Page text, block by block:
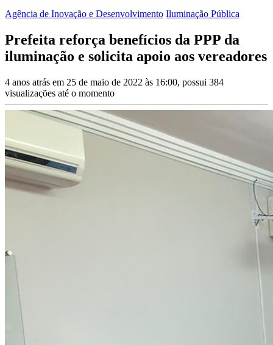
Agência de Inovação e Desenvolvimento Iluminação Pública
Prefeita reforça benefícios da PPP da
iluminação e solicita apoio aos vereadores
4 anos atrás em 25 de maio de 2022 às 16:00, possui 384
visualizações até o momento